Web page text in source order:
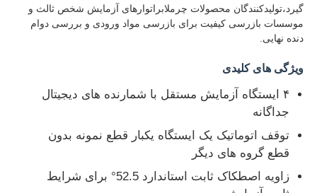
محصولات
کارخانه تور
کنترل کیفیت
تماس با ما
گیرد،تولیدکنندگان محصولات چرملابراتوارهای آزمایش شخص ثالث و
موسسات بازرسی کیفیت برای بازرسی مواد ورودی و بررسی دوام
دنده نهایی.
ویژگی های کلیدی
۴ ایستگاه آزمایش مستقل با شمارنده های دیجیتال
جداگانه
توقف اتوماتیک یک ایستگاه یکبار قطع نمونه بدون
قطع گروه های دیگر
زاویه اصطکاک ثابت استاندارد 52.5° برای شرایط